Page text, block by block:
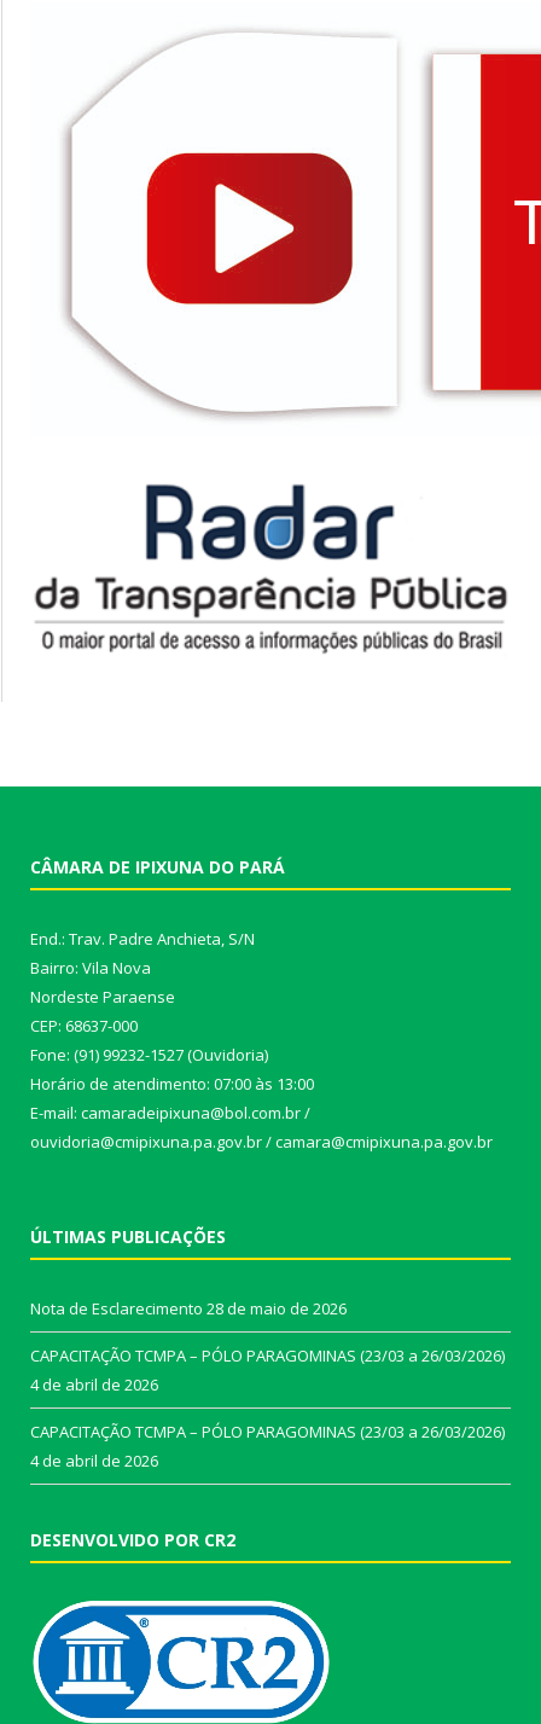
CÂMARA DE IPIXUNA DO PARÁ
End.: Trav. Padre Anchieta, S/N
Bairro: Vila Nova
Nordeste Paraense
CEP: 68637-000
Fone: (91) 99232-1527 (Ouvidoria)
Horário de atendimento: 07:00 às 13:00
E-mail: camaradeipixuna@bol.com.br /
ouvidoria@cmipixuna.pa.gov.br / camara@cmipixuna.pa.gov.br
ÚLTIMAS PUBLICAÇÕES
Nota de Esclarecimento 28 de maio de 2026
CAPACITAÇÃO TCMPA – PÓLO PARAGOMINAS (23/03 a 26/03/2026)
4 de abril de 2026
CAPACITAÇÃO TCMPA – PÓLO PARAGOMINAS (23/03 a 26/03/2026)
4 de abril de 2026
DESENVOLVIDO POR CR2